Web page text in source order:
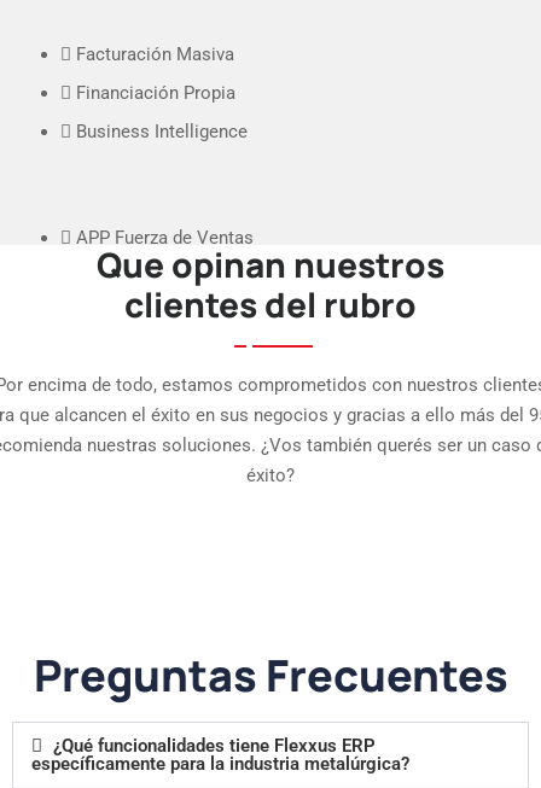
Facturación Masiva
Financiación Propia
Business Intelligence
APP Fuerza de Ventas
APP Punto de Venta
Int. eCommerce
Que opinan nuestros
clientes del rubro
encima de todo, estamos comprometidos con nuestros
que alcancen el éxito en sus negocios y gracias a ello más del
nuestras soluciones. ¿Vos también querés ser un caso
éxito?
Preguntas Frecuentes
¿Qué funcionalidades tiene Flexxus ERP
específicamente para la industria metalúrgica?